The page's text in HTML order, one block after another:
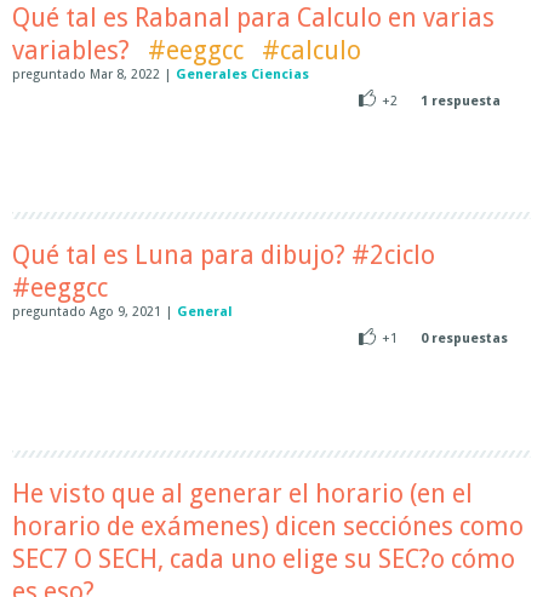
Qué tal es Rabanal para Calculo en varias
variables?
#eeggcc #calculo
preguntado Mar 8, 2022 | Generales Ciencias
+2
1 respuesta
Qué tal es Luna para dibujo? #2ciclo
#eeggcc
preguntado Ago 9, 2021 | General
+1
0respuestas
He visto que al generar el horario (en el
horario de exámenes) dicen secciónes como
SEC7 O SECH, cada uno elige su SEC?o cómo
es eso?